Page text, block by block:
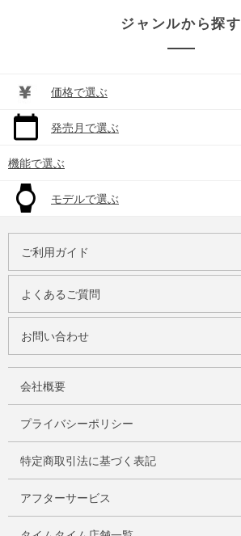
ジャンルから探す
価格で選ぶ
発売月で選ぶ
機能で選ぶ
モデルで選ぶ
ご利用ガイド
よくあるご質問
お問い合わせ
会社概要
プライバシーポリシー
特定商取引法に基づく表記
アフターサービス